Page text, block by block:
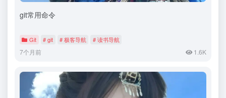
git常用命令
Git # git # 极客导航 # 读书导航
7个月前 1.6K